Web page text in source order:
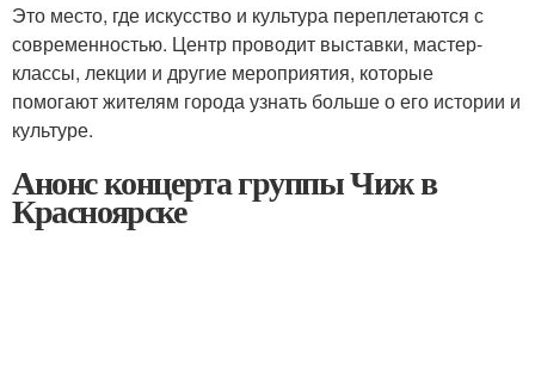
Это место, где искусство и культура переплетаются с
современностью. Центр проводит выставки, мастер-
классы, лекции и другие мероприятия, которые
помогают жителям города узнать больше о его истории и
культуре.
Анонс концерта группы Чиж в
Красноярске